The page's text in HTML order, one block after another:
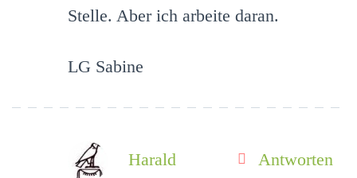
Stelle. Aber ich arbeite daran.
LG Sabine
Harald
Antworten